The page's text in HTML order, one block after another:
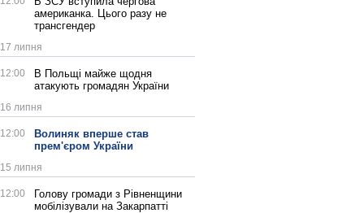
американка. Цього разу не
трансгендер
17 липня
12:00
В Польщі майже щодня
атакують громадян України
16 липня
12:00
Волиняк вперше став
прем'єром України
15 липня
12:00
Голову громади з Рівненщини
мобілізували на Закарпатті